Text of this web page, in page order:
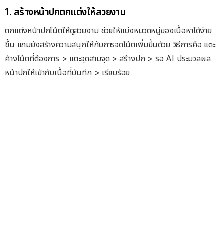
1. สร้างหน้าปกตกแต่งให้สวยงาม
ตกแต่งหน้าปกโน้ตให้ดูสวยงาม ช่วยให้แบ่งหมวดหมู่ของเนื้อหาได้ง่าย
ขึ้น แถมยังสร้างความสนุกให้กับการจดโน้ตเพิ่มขึ้นด้วย วิธีการคือ แตะ
ค้างโน้ตที่ต้องการ > แตะจุดสามจุด > สร้างปก > รอ AI ประมวลผล
หน้าปกให้เข้ากับเนื้อที่บันทึก > เรียบร้อย